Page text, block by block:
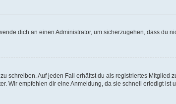
dich an einen Administrator, um sicherzugehen, dass du
schreiben. Auf jeden Fall erhältst du als registriertes Mitglied
Wir empfehlen dir eine Anmeldung, da sie schnell erledigt ist